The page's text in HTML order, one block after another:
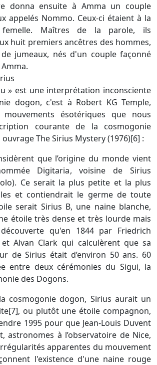
donna ensuite à Amma un couple
appelés Nommo. Ceux-ci étaient à la
Maîtres de la parole, ils
huit premiers ancêtres des hommes,
jumeaux, nés d'un couple façonné
» est une interprétation inconsciente
dogon, c'est à Robert KG Temple,
ésotériques que nous
courante de la cosmogonie
The Sirius Mystery (1976)[6] :
que l’origine du monde vient
Digitaria, voisine de Sirius
Ce serait la plus petite et la plus
et contiendrait le germe de toute
serait Sirius B, une naine blanche,
étoile très dense et très lourde mais
qu'en 1844 par Friedrich
et Alvan Clark qui calculèrent que sa
de Sirius était d’environ 50 ans. 60
entre deux cérémonies du Sigui, la
des Dogons.
cosmogonie dogon, Sirius aurait un
ou plutôt une étoile compagnon,
1995 pour que Jean-Louis Duvent
astronomes à l’observatoire de Nice,
apparentes du mouvement
l'existence d'une naine rouge